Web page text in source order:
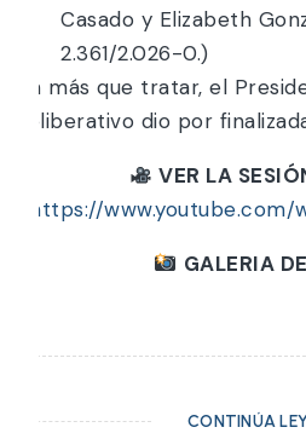
Casado y Elizabeth
2.361/2.026-0.)
Sin más que tratar, el
Deliberativo dio por
VER LA
https://www.youtube.com/
GALERIA
CONTINÚA